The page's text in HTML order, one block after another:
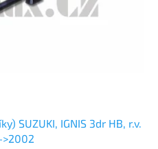
SUZUKI, IGNIS 3dr HB, r.v.
>2002